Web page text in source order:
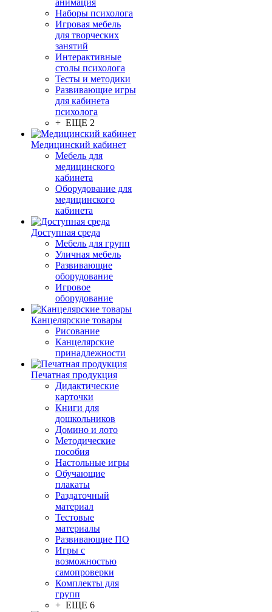
анимация
Наборы психолога
Игровая мебель
для творческих
занятий
Интерактивные
столы психолога
Тесты и методики
Развивающие игры
для кабинета
психолога
+ ЕЩЕ 2
Медицинский кабинет
Мебель для
медицинского
кабинета
Оборудование для
медицинского
кабинета
Доступная среда
Мебель для групп
Уличная мебель
Развивающие
оборудование
Игровое
оборудование
Канцелярские товары
Рисование
Канцелярские
принадлежности
Печатная продукция
Дидактические
карточки
Книги для
дошкольников
Домино и лото
Методические
пособия
Настольные игры
Обучающие
плакаты
Раздаточный
материал
Тестовые
материалы
Развивающие ПО
Игры с
возможностью
самопроверки
Комплекты для
групп
+ ЕЩЕ 6